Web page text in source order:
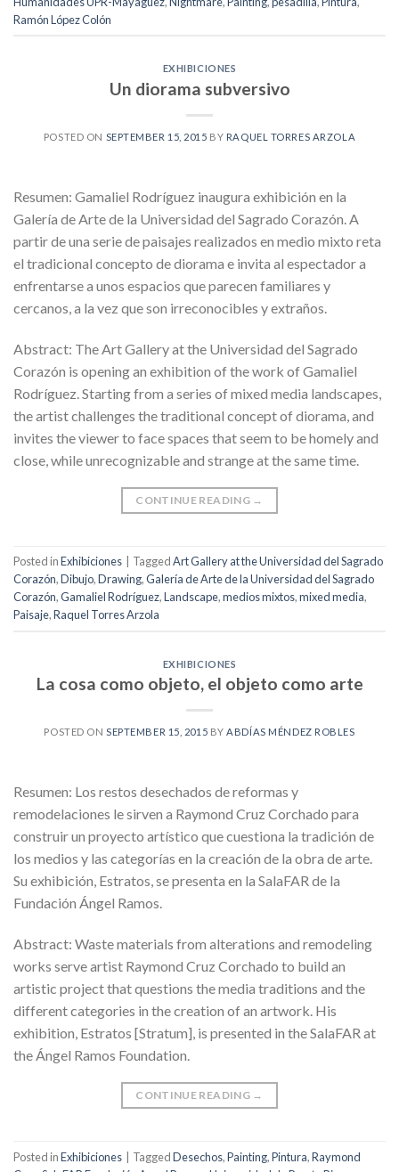
Ramón López Colón
EXHIBICIONES
Un diorama subversivo
POSTED ON SEPTEMBER 15, 2015 BY RAQUEL TORRES ARZOLA
Resumen: Gamaliel Rodríguez inaugura exhibición en la
Galería de Arte de la Universidad del Sagrado Corazón. A
partir de una serie de paisajes realizados en medio mixto reta
el tradicional concepto de diorama e invita al espectador a
enfrentarse a unos espacios que parecen familiares y
cercanos, a la vez que son irreconocibles y extraños.
Abstract: The Art Gallery at the Universidad del Sagrado
Corazón is opening an exhibition of the work of Gamaliel
Rodríguez. Starting from a series of mixed media landscapes,
the artist challenges the traditional concept of diorama, and
invites the viewer to face spaces that seem to be homely and
close, while unrecognizable and strange at the same time.
CONTINUE READING →
Posted inExhibiciones TaggedArt Gallery at the Universidad del Sagrado
Corazón,Dibujo,Drawing,Galería de Arte de la Universidad del Sagrado
Corazón,Gamaliel Rodríguez,Landscape,medios mixtos,mixed media,
Paisaje,Raquel Torres Arzola
EXHIBICIONES
La cosa como objeto, el objeto como arte
POSTED ONSEPTEMBER 15, 2015 BYABDÍAS MÉNDEZ ROBLES
Resumen: Los restos desechados de reformas y
remodelaciones le sirven a Raymond Cruz Corchado para
construir un proyecto artístico que cuestiona la tradición de
los medios y las categorías en la creación de la obra de arte.
Su exhibición, Estratos, se presenta en la SalaFAR de la
Fundación Ángel Ramos.
Abstract: Waste materials from alterations and remodeling
works serve artist Raymond Cruz Corchado to build an
artistic project that questions the media traditions and the
different categories in the creation of an artwork. His
exhibition, Estratos [Stratum], is presented in the SalaFAR at
the Ángel Ramos Foundation.
CONTINUE READING →
Posted inExhibiciones TaggedDesechos,Painting,Pintura,Raymond